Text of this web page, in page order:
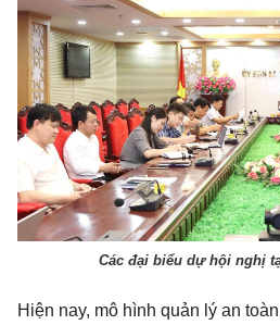
Các đại biểu dự hội nghị
Hiện nay, mô hình quản lý an